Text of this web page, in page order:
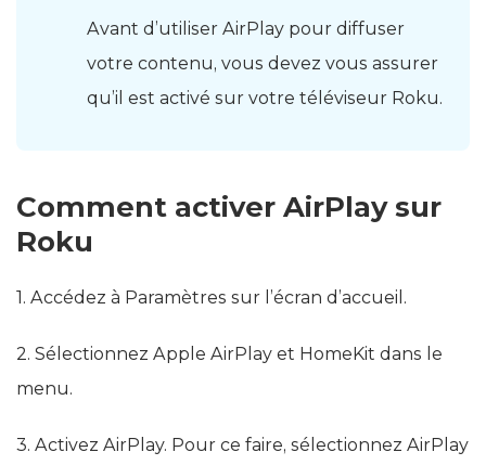
Avant d’utiliser AirPlay pour diffuser
votre contenu, vous devez vous assurer
qu’il est activé sur votre téléviseur Roku.
Comment activer AirPlay sur
Roku
1. Accédez à Paramètres sur l’écran d’accueil.
2. Sélectionnez Apple AirPlay et HomeKit dans le
menu.
3. Activez AirPlay. Pour ce faire, sélectionnez AirPlay